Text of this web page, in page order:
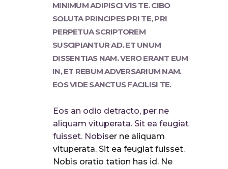
MINIMUM ADIPISCI VIS TE. CIBO
SOLUTA PRINCIPES PRI TE, PRI
PERPETUA SCRIPTOREM
SUSCIPIANTUR AD. ET UNUM
DISSENTIAS NAM. VERO ERANT EUM
IN, ET REBUM ADVERSARIUM NAM.
EOS VIDE SANCTUS FACILISI TE.
Eos an odio detracto, per ne
aliquam vituperata. Sit ea feugiat
fuisset. Nobiser ne aliquam
vituperata. Sit ea feugiat fuisset.
Nobis oratio tation has id. Ne